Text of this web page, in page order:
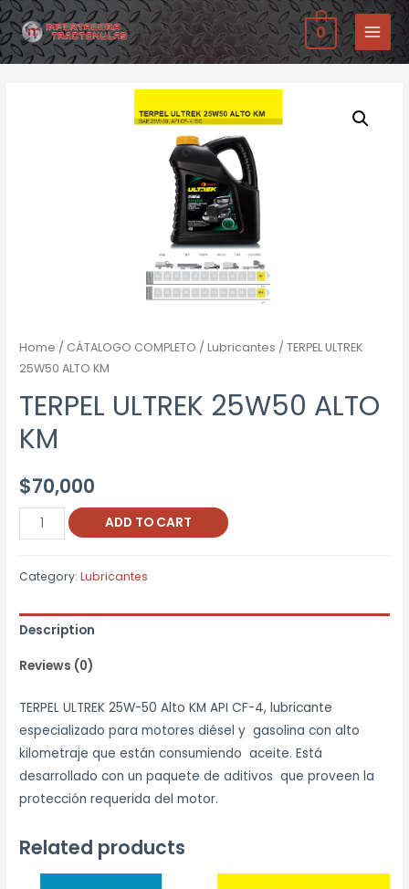
Ir
al
contenido
0
MAIN
Home / CÁTALOGO COMPLETO /Lubricantes / TERPEL ULTREK
25W50 ALTO KM
TERPEL ULTREK 25W50 ALTO
KM
$70,000
TERPEL
ULTREK
ALTO
KM
quantity
ADD TO CART
Category:Lubricantes
Description
Reviews (0)
TERPEL ULTREK 25W-50 Alto KM API CF-4, lubricante
especializado para motores diésel y gasolina con alto
kilometraje que están consumiendo aceite. Está
desarrollado con un paquete de aditivos que proveen la
protección requerida del motor.
Related products